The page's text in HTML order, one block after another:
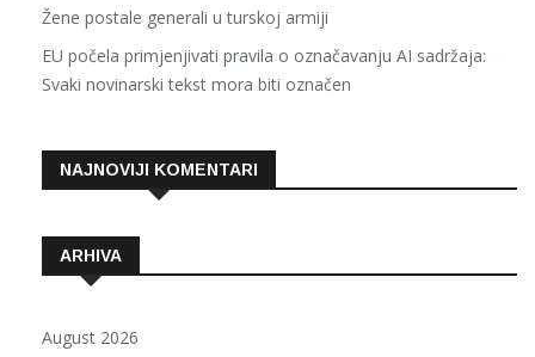
Žene postale generali u turskoj armiji
EU počela primjenjivati pravila o označavanju AI sadržaja:
Svaki novinarski tekst mora biti označen
NAJNOVIJI KOMENTARI
ARHIVA
August 2026